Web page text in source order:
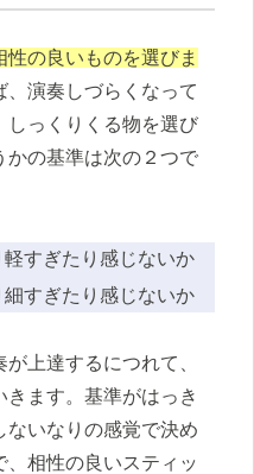
性の良いものを選びま
、演奏しづらくなって
しっくりくる物を選び
かの基準は次の２つで
すぎたり感じないか
すぎたり感じないか
が上達するにつれて、
ます。基準がはっき
ないなりの感覚で決め
相性の良いスティッ